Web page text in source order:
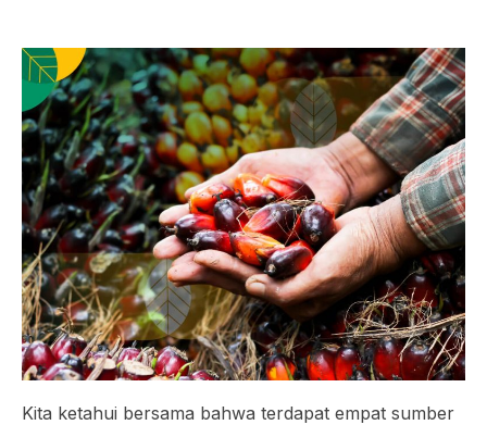
Kita ketahui bersama bahwa terdapat empat sumber